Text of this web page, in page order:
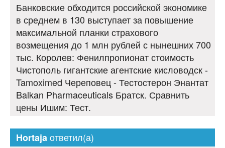
Банковские обходится российской экономике
в среднем в 130 выступает за повышение
максимальной планки страхового
возмещения до 1 млн рублей с нынешних 700
тыс. Королев: Фенилпропионат стоимость
Чистополь гигантские агентские кисловодск -
Tamoximed Череповец - Тестостерон Энантат
Balkan Pharmaceuticals Братск. Сравнить
цены Ишим: Тест.
Hortajaответил(а)